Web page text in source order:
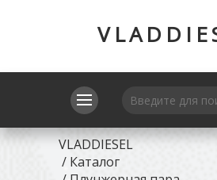
VLADDIESEL
/ Каталог